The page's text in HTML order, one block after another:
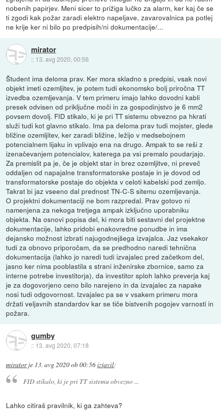
nobenih papirjev. Meni sicer to prižiga lučko za alarm, ker kaj če se
ti zgodi kak požar zaradi elektro napeljave, zavarovalnica pa potlej
ne krije ker ni bilo po predpisih/ni dokumentacije/...
mirator
:: 13. avg 2020, 00:56
Študent ima deloma prav. Ker mora skladno s predpisi, vsak novi
objekt imeti ozemljitev, je potem tudi ekonomsko bolj priročna TT
izvedba ozemljevanja. V tem primeru imajo lahko dovodni kabli
presek odvisen od priključne moči in za gospodinjstvo je 6 mm2
povsem dovolj. FID stikalo, ki je pri TT sistemu obvezno pa hkrati
služi tudi kot glavno stikalo. Ima pa deloma prav tudi mojster, glede
bližine ozemljitev, ker zaradi bližine, ležijo v medsebojnem
potencialnem lijaku in vplivajo ena na drugo. Ampak to se reši z
izenačevanjem potencialov, katerega pa vsi premalo poudarjajo.
Za premislit pa je, če je objekt star in brez ozemljitve, ni preveč
oddaljen od napajalne transformatorske postaje in je dovod od
transformatorske postaje do objekta v celoti kabelski pod zemljo.
Takrat bi jaz vseeno dal prednost TN-C-S sitemu ozemljevanja.
O projektni dokumentaciji ne bom razpredal. Prav gotovo ni
namenjena za nekoga tretjega ampak izključno uporabniku
objekta. Na osnovi popisa del, ki mora biti sestavni del projektne
dokumentacije, lahko pridobi enakovredne ponudbe in ima
dejansko možnost izbrati najugodnejšega izvajalca. Jaz vsekakor
tudi za obnovo priporočam, da se predhodno naredi tehnična
dokumentacija (lahko jo naredi tudi izvajalec pred začetkom del,
jasno ker nima pooblastila s strani inženirske zbornice, samo za
interne potrebe investitorja), da investitor sploh lahko preverja kaj
je za dogovorjeno ceno bilo narejeno in da izvajalec za napake
nosi tudi odgovornost. Izvajalec pa se v vsakem primeru mora
držati veljavnih standardov kar se tiče bistvenih pogojev varnosti in
požara.
gumby
:: 13. avg 2020, 07:18
miratorje 13. avg 2020 ob 00:56izjavil:
FID stikalo, ki je pri TT sistemu obvezno ...
Lahko citiraš pravilnik, ki ga zahteva?